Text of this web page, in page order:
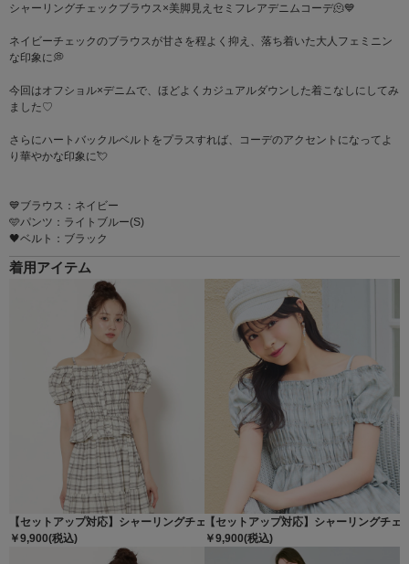
シャーリングチェックブラウス×美脚見えセミフレアデニムコーデ🫠💙
ネイビーチェックのブラウスが甘さを程よく抑え、落ち着いた大人フェミニン
な印象に💭
今回はオフショル×デニムで、ほどよくカジュアルダウンした着こなしにしてみ
ました♡
さらにハートバックルベルトをプラスすれば、コーデのアクセントになってよ
り華やかな印象に💘
💙ブラウス：ネイビー
🩵パンツ：ライトブルー(S)
🖤ベルト：ブラック
着用アイテム
【セットアップ対応】シャーリングチェックブラウス
￥9,900(税込)
【セットアップ対応】シャーリングチェ
￥9,900(税込)